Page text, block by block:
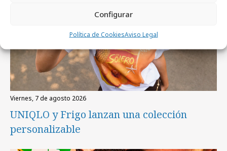
Configurar
Política de CookiesAviso Legal
viernes, 7 de agosto 2026
UNIQLO y Frigo lanzan una colección
personalizable